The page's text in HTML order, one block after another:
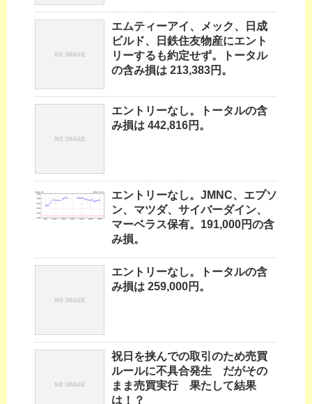
エムティーアイ、メック、日成
ビルド、日鉄住友物産にエント
リーするも約定せず。トータル
の含み損は 213,383円。
エントリーなし。トータルの含
み損は 442,816円。
エントリーなし。JMNC、エプソ
ン、マツダ、サイバーダイン、
マーベラス保有。191,000円の含
み損。
エントリーなし。トータルの含
み損は 259,000円。
祝日を挟んでの取引のため売買
ルールに不具合発生 だがその
まま売買実行 果たして結果
は！？